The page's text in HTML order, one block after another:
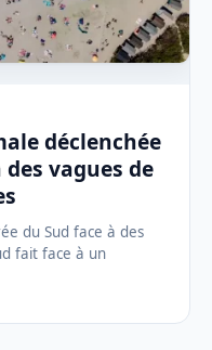
déclenchée
des vagues de
du Sud face à des
fait face à un